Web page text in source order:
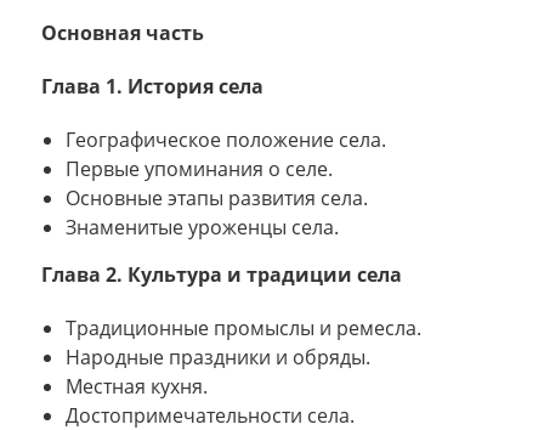
Основная часть
Глава 1. История села
Географическое положение села.
Первые упоминания о селе.
Основные этапы развития села.
Знаменитые уроженцы села.
Глава 2. Культура и традиции села
Традиционные промыслы и ремесла.
Народные праздники и обряды.
Местная кухня.
Достопримечательности села.